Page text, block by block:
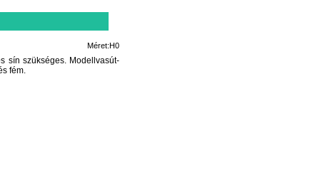
Méret:H0
sín szükséges. Modellvasút-
fém.